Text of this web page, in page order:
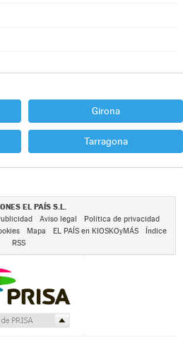
Girona
Tarragona
EL PAÍS S.L.
Aviso legal
Política de privacidad
Mapa EL PAÍS en KIOSKOyMÁS
Índice
RSS